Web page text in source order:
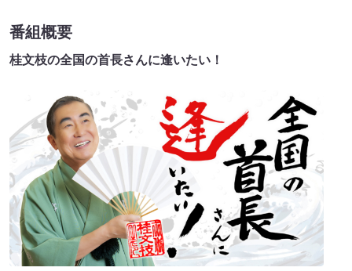
番組概要
桂文枝の全国の首長さんに逢いたい！